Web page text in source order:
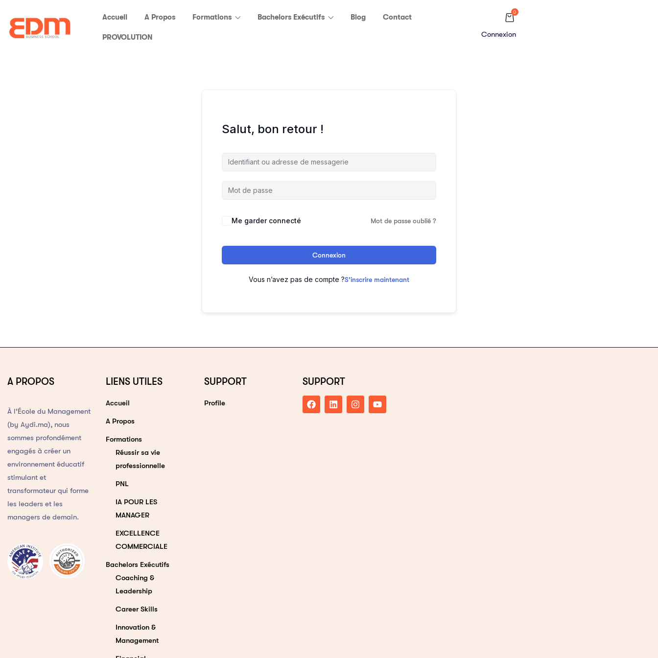
Accueil A Propos Formations Bachelors Exécutifs Blog Contact
PROVOLUTION
0
Connexion
Salut, bon retour !
Me garder connecté Mot de passe oublié ?
Connexion
Vous n’avez pas de compte ?S’inscrire maintenant
A PROPOS
À l’École du Management
(by Aydi.ma), nous
sommes profondément
engagés à créer un
environnement éducatif
stimulant et
transformateur qui forme
les leaders et les
managers de demain.
LIENS UTILES
Accueil
A Propos
Formations
Réussir sa vie
professionnelle
PNL
IA POUR LES
MANAGER
EXCELLENCE
COMMERCIALE
Bachelors Exécutifs
Coaching &
Leadership
Career Skills
Innovation &
Management
SUPPORT
Profile
SUPPORT